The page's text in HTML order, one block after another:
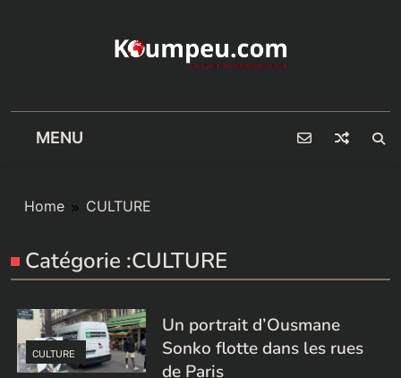
MENU
Home CULTURE
Catégorie :CULTURE
CULTURE
Un portrait d’Ousmane
Sonko flotte dans les rues
de Paris